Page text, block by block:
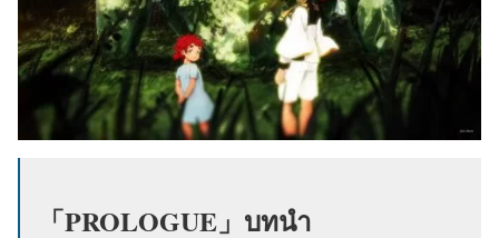
「PROLOGUE」 บทนำ